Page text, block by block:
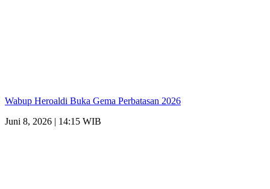
Wabup Heroaldi Buka Gema Perbatasan 2026
Juni 8, 2026 | 14:15 WIB